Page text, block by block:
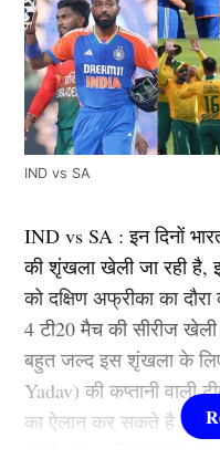
IND vs SA
IND vs SA : इन दिनों
की शृंखला खेली जा रही है,
को दक्षिण अफ्रीका का
4 टी20 मैच की सीरीज
बहुत जल्द इस शृंखला के
Yadav) की कप्तानी वाली
का ऐलान कर सकते है। इस